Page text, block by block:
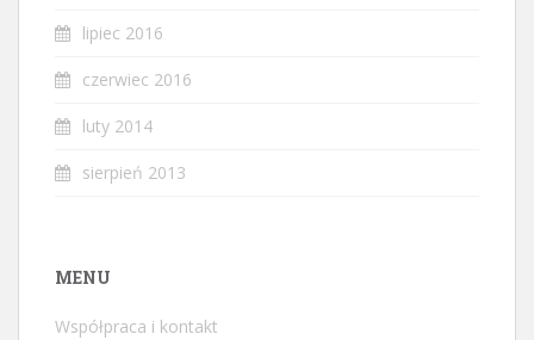
lipiec 2016
czerwiec 2016
luty 2014
sierpień 2013
MENU
Współpraca i kontakt